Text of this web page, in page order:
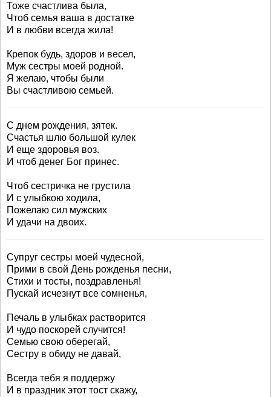
Тоже счастлива была,
Чтоб семья ваша в достатке
И в любви всегда жила!
Крепок будь, здоров и весел,
Муж сестры моей родной.
Я желаю, чтобы были
Вы счастливою семьей.
С днем рождения, зятек.
Счастья шлю большой кулек
И еще здоровья воз.
И чтоб денег Бог принес.
Чтоб сестричка не грустила
И с улыбкою ходила,
Пожелаю сил мужских
И удачи на двоих.
Супруг сестры моей чудесной,
Прими в свой День рожденья песни,
Стихи и тосты, поздравленья!
Пускай исчезнут все сомненья,
Печаль в улыбках растворится
И чудо поскорей случится!
Семью свою оберегай,
Сестру в обиду не давай,
Всегда тебя я поддержу
И в праздник этот тост скажу,